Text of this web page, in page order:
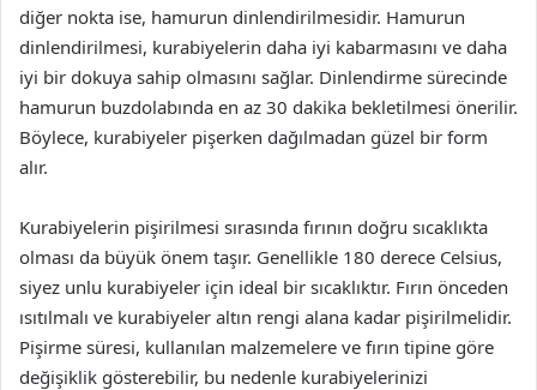
diğer nokta ise, hamurun dinlendirilmesidir. Hamurun
dinlendirilmesi, kurabiyelerin daha iyi kabarmasını ve daha
iyi bir dokuya sahip olmasını sağlar. Dinlendirme sürecinde
hamurun buzdolabında en az 30 dakika bekletilmesi önerilir.
Böylece, kurabiyeler pişerken dağılmadan güzel bir form
alır.
Kurabiyelerin pişirilmesi sırasında fırının doğru sıcaklıkta
olması da büyük önem taşır. Genellikle 180 derece Celsius,
siyez unlu kurabiyeler için ideal bir sıcaklıktır. Fırın önceden
ısıtılmalı ve kurabiyeler altın rengi alana kadar pişirilmelidir.
Pişirme süresi, kullanılan malzemelere ve fırın tipine göre
değişiklik gösterebilir, bu nedenle kurabiyelerinizi